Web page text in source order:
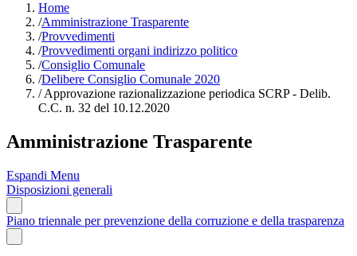
Home
/Amministrazione Trasparente
/Provvedimenti
/Provvedimenti organi indirizzo politico
/Consiglio Comunale
/Delibere Consiglio Comunale 2020
/Approvazione razionalizzazione periodica SCRP - Delib.
C.C. n. 32 del 10.12.2020
Amministrazione Trasparente
Espandi Menu
Disposizioni generali
Piano triennale per prevenzione della corruzione e della trasparenza